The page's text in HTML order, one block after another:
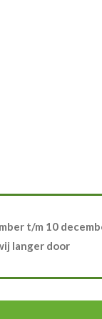
t/m 10
langer door